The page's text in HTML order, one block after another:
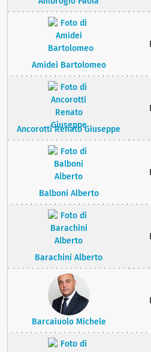
Amidei Bartolomeo
Ancorotti Renato Giuseppe
Balboni Alberto
Barachini Alberto
Barcaiuolo Michele